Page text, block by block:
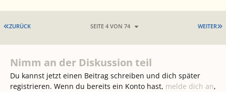
ERSTE SEITE
ZURÜCK WEITER
SEITE 4 VON 74
Nimm an der Diskussion teil
Du kannst jetzt einen Beitrag schreiben und dich später
registrieren. Wenn du bereits ein Konto hast, melde dich an,